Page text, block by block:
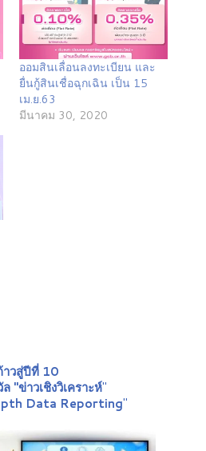
ออมสินเลื่อนลงทะเบียน และ
ยื่นกู้สินเชื่อฉุกเฉิน เป็น 15
เม.ย.63
มีนาคม 30, 2020
าวสู่ปีที่ 10
"ข่าวเชิงวิเคราะห์"
Data Reporting"